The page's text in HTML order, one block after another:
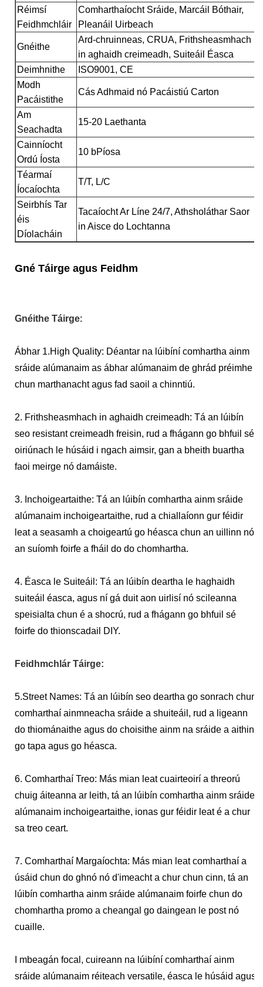
Réimsí
Feidhmchláir
Comharthaíocht Sráide, Marcáil Bóthair,
Pleanáil Uirbeach
Gnéithe
Ard-chruinneas, CRUA, Frithsheasmhach
in aghaidh creimeadh, Suiteáil Éasca
Deimhnithe
ISO9001, CE
Modh
Pacáistithe
Cás Adhmaid nó Pacáistiú Carton
Am
Seachadta
15-20 Laethanta
Cainníocht
Ordú Íosta
10 bPíosa
Téarmaí
Íocaíochta
T/T, L/C
Seirbhís Tar
éis
Díolacháin
Tacaíocht Ar Líne 24/7, Athsholáthar Saor
in Aisce do Lochtanna
Gné Táirge agus Feidhm
Gnéithe Táirge:
Ábhar 1.High Quality: Déantar na lúibíní comhartha ainm
sráide alúmanaim as ábhar alúmanaim de ghrád préimhe
chun marthanacht agus fad saoil a chinntiú.
2. Frithsheasmhach in aghaidh creimeadh: Tá an lúibín
seo resistant creimeadh freisin, rud a fhágann go bhfuil sé
oiriúnach le húsáid i ngach aimsir, gan a bheith buartha
faoi meirge nó damáiste.
3. Inchoigeartaithe: Tá an lúibín comhartha ainm sráide
alúmanaim inchoigeartaithe, rud a chiallaíonn gur féidir
leat a seasamh a choigeartú go héasca chun an uillinn nó
an suíomh foirfe a fháil do do chomhartha.
4. Éasca le Suiteáil: Tá an lúibín deartha le haghaidh
suiteáil éasca, agus ní gá duit aon uirlisí nó scileanna
speisialta chun é a shocrú, rud a fhágann go bhfuil sé
foirfe do thionscadail DIY.
Feidhmchlár Táirge:
5.Street Names: Tá an lúibín seo deartha go sonrach chun
comharthaí ainmneacha sráide a shuiteáil, rud a ligeann
do thiománaithe agus do choisithe ainm na sráide a aithint
go tapa agus go héasca.
6. Comharthaí Treo: Más mian leat cuairteoirí a threorú
chuig áiteanna ar leith, tá an lúibín comhartha ainm sráide
alúmanaim inchoigeartaithe, ionas gur féidir leat é a chur
sa treo ceart.
7. Comharthaí Margaíochta: Más mian leat comharthaí a
úsáid chun do ghnó nó d'imeacht a chur chun cinn, tá an
lúibín comhartha ainm sráide alúmanaim foirfe chun do
chomhartha promo a cheangal go daingean le post nó
cuaille.
I mbeagán focal, cuireann na lúibíní comharthaí ainm
sráide alúmanaim réiteach versatile, éasca le húsáid agus